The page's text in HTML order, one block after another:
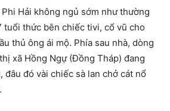
Hải không ngủ sớm như thường
tuổi thức bên chiếc tivi, cổ vũ cho
thủ ông ái mộ. Phía sau nhà, dòng
xã Hồng Ngự (Đồng Tháp) đang
đâu đó vài chiếc sà lan chở cát nổ